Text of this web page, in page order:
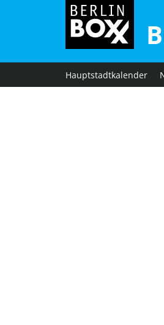
Hauptstadtkalender